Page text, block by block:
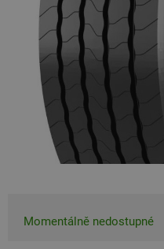
Momentálně nedostupné